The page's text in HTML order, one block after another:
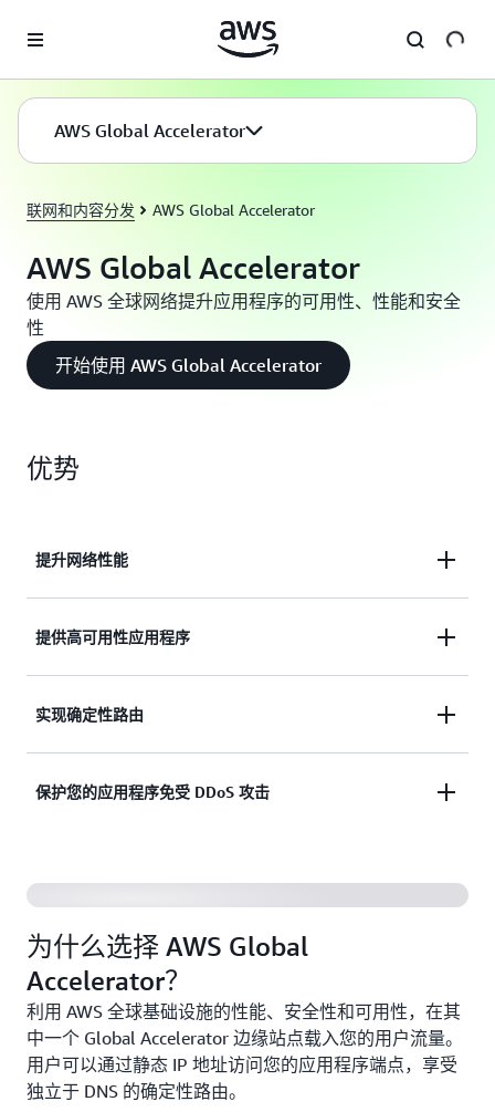
AWS Global Accelerator
联网和内容分发 AWS Global Accelerator
AWS Global Accelerator
使用 AWS 全球网络提升应用程序的可用性、性能和安全
性
开始使用 AWS Global Accelerator
优势
提升网络性能
将应用程序的网络性能提升高达 60%。
提供高可用性应用程序
为多区域和多可用区架构提供具有快速失效转移功能
实现确定性路由
通过删除 DNS 缓存依赖项来实现确定性路由。
保护您的应用程序免受 DDoS 攻击
为什么选择 AWS Global
Accelerator？
利用 AWS 全球基础设施的性能、安全性和可用性，在其
中一个 Global Accelerator 边缘站点载入您的用户流量。
用户可以通过静态 IP 地址访问您的应用程序端点，享受
独立于 DNS 的确定性路由。